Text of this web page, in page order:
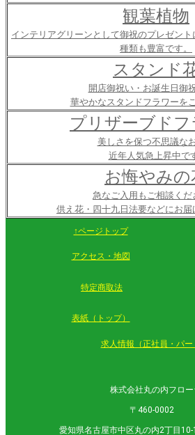
観葉植物
インテリアグリーンとして御祝のプレゼント
種類も豊富です。
スタンド
開店御祝い・お誕生日御
華やかなスタンドフラワーを
プリザーブドフ
美しさを保つ不思議なお
近年人気急上昇中で
お悔やみの
急なご入用もご相談くだ
供え花・四十九日法要などにお届
↑ページトップ
アクセス・地図
特定商取法
表紙（トップ）
求人情報（正社員・パー
株式会社丸の内フロー
〒460-0002
愛知県名古屋市中区丸の内2丁目